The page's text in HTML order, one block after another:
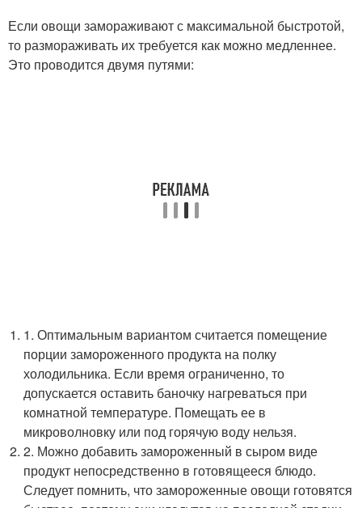
Если овощи замораживают с максимальной быстротой,
то размораживать их требуется как можно медленнее.
Это проводится двумя путями:
1. Оптимальным вариантом считается помещение
порции замороженного продукта на полку
холодильника. Если время ограниченно, то
допускается оставить баночку нагреваться при
комнатной температуре. Помещать ее в
микроволновку или под горячую воду нельзя.
2. Можно добавить замороженный в сыром виде
продукт непосредственно в готовящееся блюдо.
Следует помнить, что замороженные овощи готовятся